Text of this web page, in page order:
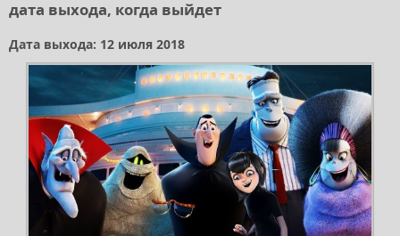
дата выхода, когда выйдет
Дата выхода: 12 июля 2018